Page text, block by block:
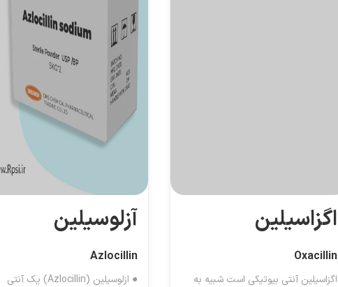
اگزاسیلین
Oxacillin
اگزاسیلین آنتی بیوتیکی است شبیه به
آزلوسیلین
Azlocillin
● ازلوسیلین (Azlocillin) یک آنتی